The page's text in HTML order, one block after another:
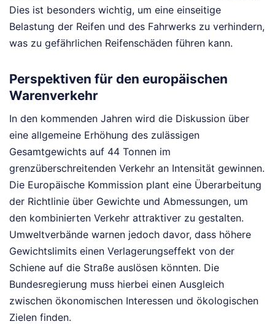
Dies ist besonders wichtig, um eine einseitige
Belastung der Reifen und des Fahrwerks zu verhindern,
was zu gefährlichen Reifenschäden führen kann.
Perspektiven für den europäischen
Warenverkehr
In den kommenden Jahren wird die Diskussion über
eine allgemeine Erhöhung des zulässigen
Gesamtgewichts auf 44 Tonnen im
grenzüberschreitenden Verkehr an Intensität gewinnen.
Die Europäische Kommission plant eine Überarbeitung
der Richtlinie über Gewichte und Abmessungen, um
den kombinierten Verkehr attraktiver zu gestalten.
Umweltverbände warnen jedoch davor, dass höhere
Gewichtslimits einen Verlagerungseffekt von der
Schiene auf die Straße auslösen könnten. Die
Bundesregierung muss hierbei einen Ausgleich
zwischen ökonomischen Interessen und ökologischen
Zielen finden.